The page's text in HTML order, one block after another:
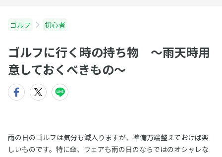
ゴルフ 初心者
ゴルフに行く時の持ち物 〜雨天時用
意しておくべきもの〜
雨の日のゴルフは気分も滅入りますが、準備万端整えておけば楽
しいものです。特に傘、ウェアも雨の日のならではのオシャレな